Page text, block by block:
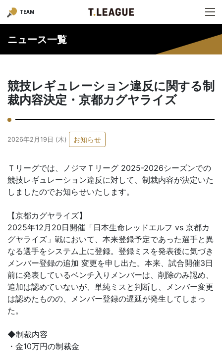
TEAM
ニュース一覧
競技レギュレーション違反に関する制
裁内容決定・京都カグヤライズ
2026年2月19日 (木) お知らせ
Ｔリーグでは、ノジマＴリーグ 2025-2026シーズンでの
競技レギュレーション違反に対して、制裁内容が決定いた
しましたのでお知らせいたします。
【京都カグヤライズ】
2025年12月20日開催「日本生命レッドエルフ vs 京都カ
グヤライズ」戦において、本来登録予定であった選手と異
なる選手をシステム上に登録。登録ミスを発表後に気づき
メンバー登録の追加 変更を申し出た。本来、試合開催3日
前に発表しているベンチ入りメンバーは、削除のみ認め、
追加は認めていないが、単純ミスと判断し、メンバー変更
は認めたものの、メンバー登録の遅延が発生してしまっ
た。
◆制裁内容
・金10万円の制裁金